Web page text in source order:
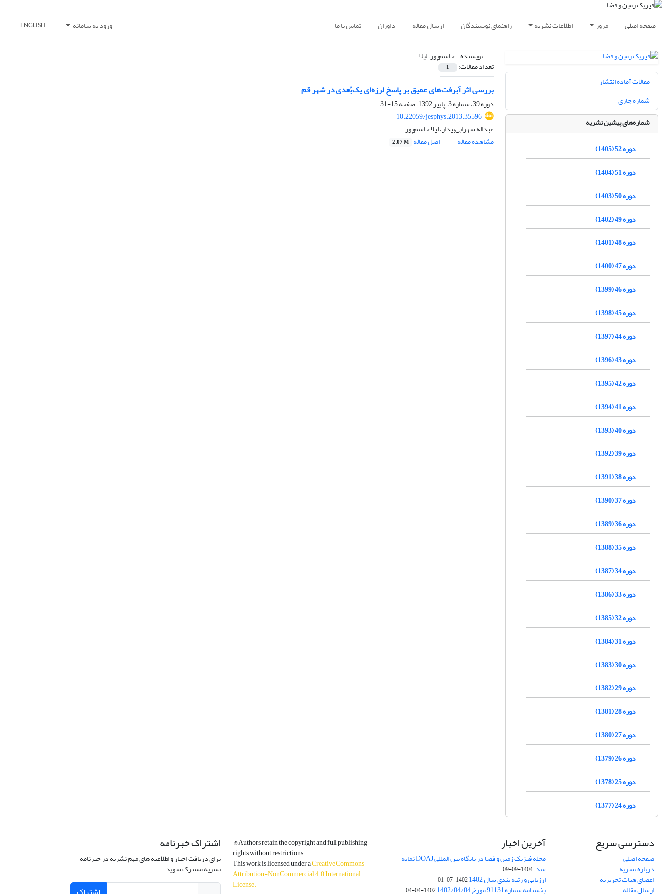
صفحه اصلی مرور اطلاعات نشریه راهنمای نویسندگان ارسال مقاله داوران تماس با ما ورود به سامانه ENGLISH
نویسنده =جاسم‌پور، لیلا
تعداد مقالات: 1
بررسی اثر آبرفت‌های عمیق بر پاسخ لرزه‌ای یک‌بُعدی در شهر قم
دوره 39، شماره 3، پاییز 1392، صفحه
15-31
10.22059/jesphys.2013.35596
عبداله سهرابی‌بیدار، لیلا جاسم‌پور
مشاهده مقاله
اصل مقاله 2.07 M
مقالات آماده انتشار
شماره جاری
شماره‌های پیشین نشریه
دوره 52 (1405)
دوره 51 (1404)
دوره 50 (1403)
دوره 49 (1402)
دوره 48 (1401)
دوره 47 (1400)
دوره 46 (1399)
دوره 45 (1398)
دوره 44 (1397)
دوره 43 (1396)
دوره 42 (1395)
دوره 41 (1394)
دوره 40 (1393)
دوره 39 (1392)
دوره 38 (1391)
دوره 37 (1390)
دوره 36 (1389)
دوره 35 (1388)
دوره 34 (1387)
دوره 33 (1386)
دوره 32 (1385)
دوره 31 (1384)
دوره 30 (1383)
دوره 29 (1382)
دوره 28 (1381)
دوره 27 (1380)
دوره 26 (1379)
دوره 25 (1378)
دوره 24 (1377)
دسترسی سریع
صفحه اصلی
درباره نشریه
اعضای هیات تحریریه
ارسال مقاله
آخرین اخبار
مجله فیزیک زمین و فضا در پایگاه بین المللی DOAJ نمایه
شد.1404-09-09
ارزیابی و رتبه بندی سال 1402 1402-07-01
بخشنامه شماره 91131 مورخ 1402/04/04 1402-04-04
© Authors retain the copyright and full publishing
rights without restrictions.
This work is licensed under aCreative Commons
Attribution-NonCommercial 4.0 International
License.
اشتراک خبرنامه
برای دریافت اخبار و اطلاعیه های مهم نشریه در خبرنامه
نشریه مشترک شوید.